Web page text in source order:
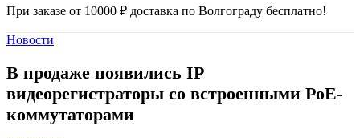
При заказе от 10000 ₽ доставка по Волгограду бесплатно!
Новости
В продаже появились IP
видеорегистраторы со встроенными PoE-
коммутаторами